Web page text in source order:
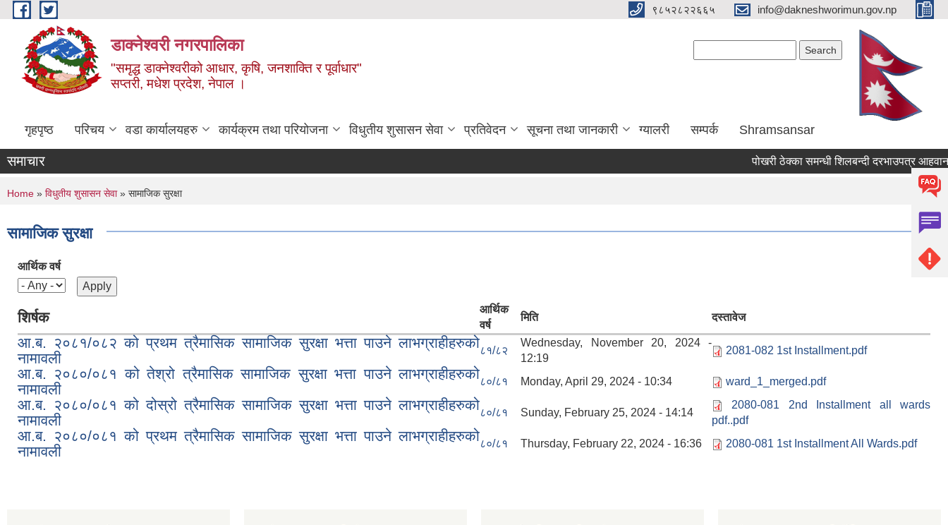
Skip to main content ९८५२८२२६६५ info@dakneshworimun.gov.np
डाक्नेश्वरी नगरपालिका
"समृद्ध डाक्नेश्वरीको आधार, कृषि, जनशाक्ति र पूर्वाधार"
सप्तरी, मधेश प्रदेश, नेपाल ।
गृहपृष्ठ परिचय वडा कार्यालयहरु कार्यक्रम तथा परियोजना विधुतीय शुसासन सेवा प्रतिवेदन सूचना तथा जानकारी ग्यालरी सम्पर्क Shramsansar
समाचार पोखरी ठेक्का समन्धी शिलबन्दी दरभाउपत्र
You are here
Home » विधुतीय शुसासन सेवा» सामाजिक सुरक्षा
सामाजिक सुरक्षा
आर्थिक वर्ष
शिर्षक
आर्थिक
वर्ष
मिति दस्तावेज
आ.ब. २०८१/०८२ को प्रथम त्रैमासिक सामाजिक सुरक्षा भत्ता पाउने लाभग्राहीहरुको
नामावली
८१/८२
Wednesday, November 20, 2024 -
12:19
2081-082 1st Installment.pdf
आ.ब. २०८०/०८१ को तेश्रो त्रैमासिक सामाजिक सुरक्षा भत्ता पाउने लाभग्राहीहरुको
नामावली
८०/८१ Monday, April 29, 2024 - 10:34 ward_1_merged.pdf
आ.ब. २०८०/०८१ को दोस्रो त्रैमासिक सामाजिक सुरक्षा भत्ता पाउने लाभग्राहीहरुको
नामावली
८०/८१ Sunday, February 25, 2024 - 14:14
2080-081 2nd Installment all wards
pdf..pdf
आ.ब. २०८०/०८१ को प्रथम त्रैमासिक सामाजिक सुरक्षा भत्ता पाउने लाभग्राहीहरुको
नामावली
८०/८१ Thursday, February 22, 2024 - 16:36 2080-081 1st Installment All Wards.pdf